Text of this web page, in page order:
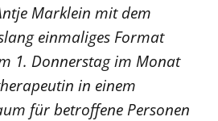
Marklein mit dem
einmaliges Format
1. Donnerstag im Monat
in einem
für betroffene Personen